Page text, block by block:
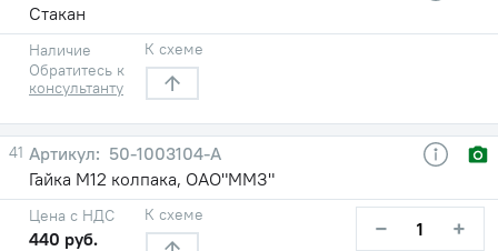
Стакан
Наличие
Обратитесь к
консультанту
К схеме
41
50-1003104-А
Гайка М12 колпака, ОАО"ММЗ"
Цена с НДС
440 руб.
К схеме − +